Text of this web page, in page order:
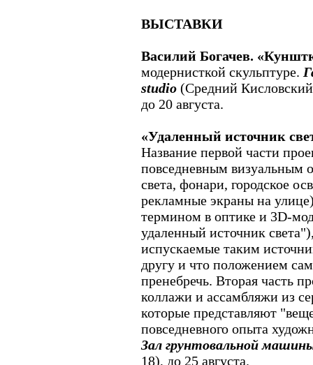
ВЫСТАВКИ
Василий Богачев.
модернисткой скульптуре.
studio (Средний
до 20 августа.
«Удаленный источник
Название первой части
повседневным визуальным
света, фонари, городское
рекламные экраны на
термином в оптике и 3D-
удаленный источник
испускаемые таким
другу и что положением
пренебречь. Вторая часть
коллажи и ассамбляжи из
которые представляют
повседневного опыта
Зал грунтовальной
18), до 25 августа.